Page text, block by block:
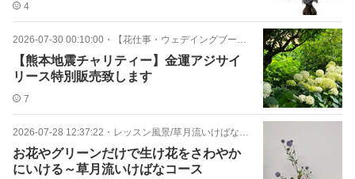
4
2026-07-30 00:10:00 ・ 【花仕事・ウェデイングブーケ・オーダー】
【熊本地震チャリティー】金運アジサイ
リース特別販売致します
7
2026-07-28 12:37:22 ・ レッスン風景/草月流いけばなコース
お花やグリーンだけで生け花をさわやか
にいける～草月流いけばなコース